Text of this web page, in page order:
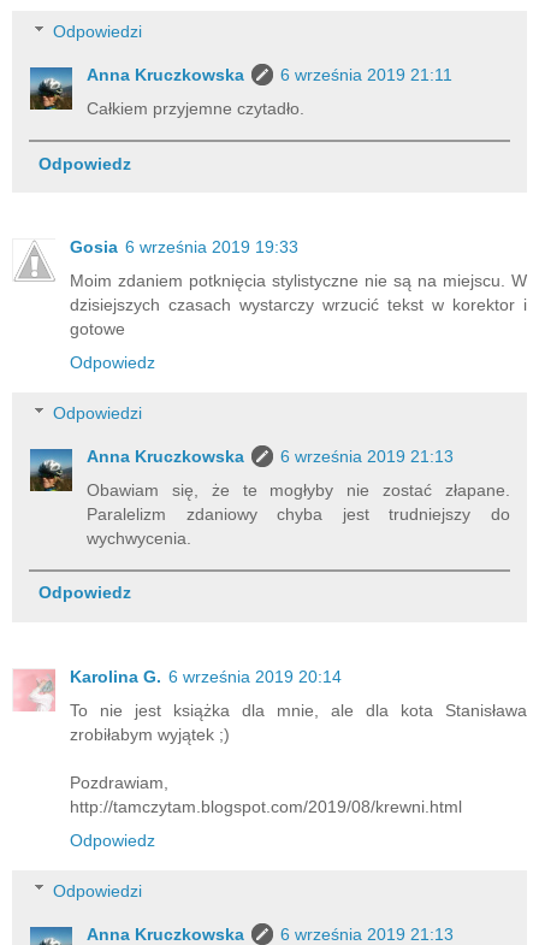
Odpowiedzi
Anna Kruczkowska
6 września 2019 21:11
Całkiem przyjemne czytadło.
Odpowiedz
Gosia 6 września 2019 19:33
Moim zdaniem potknięcia stylistyczne nie są na miejscu. W
dzisiejszych czasach wystarczy wrzucić tekst w korektor i
gotowe
Odpowiedz
Odpowiedzi
Anna Kruczkowska
6 września 2019 21:13
Obawiam się, że te mogłyby nie zostać złapane.
Paralelizm zdaniowy chyba jest trudniejszy do
wychwycenia.
Odpowiedz
Karolina G. 6 września 2019 20:14
To nie jest książka dla mnie, ale dla kota Stanisława
zrobiłabym wyjątek ;)
Pozdrawiam,
http://tamczytam.blogspot.com/2019/08/krewni.html
Odpowiedz
Odpowiedzi
Anna Kruczkowska
6 września 2019 21:13